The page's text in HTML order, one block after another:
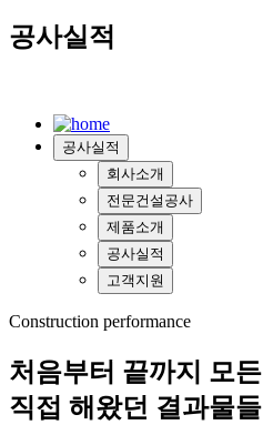
공사실적
공사실적
회사소개
전문건설공사
제품소개
공사실적
고객지원
Construction performance
처음부터 끝까지 모
직접 해왔던 결과물